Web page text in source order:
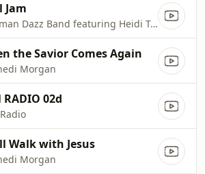
Jam
Kinsman Dazz Band featuring Heidi Tann
the Savior Comes Again
Morgan
RADIO 02d
Walk with Jesus
Morgan